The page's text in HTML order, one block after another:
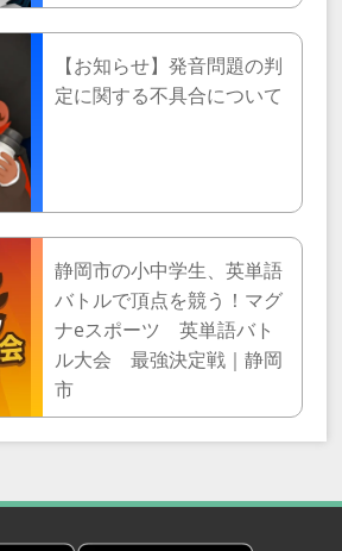
【お知らせ】発音問題の判
定に関する不具合について
静岡市の小中学生、英単語
バトルで頂点を競う！マグ
ナeスポーツ 英単語バト
ル大会 最強決定戦｜静岡
市